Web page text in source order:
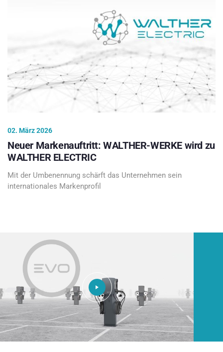
02. März 2026
Neuer Markenauftritt: WALTHER-WERKE wird zu
WALTHER ELECTRIC
Mit der Umbenennung schärft das Unternehmen sein
internationales Markenprofil